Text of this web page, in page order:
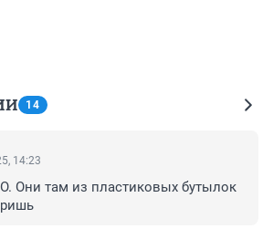
14
14:23
Они там из пластиковых бутылок